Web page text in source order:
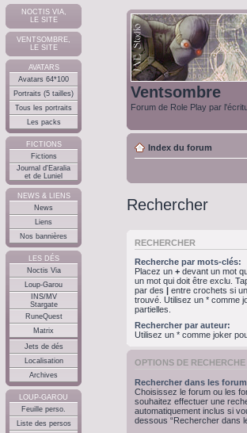
NOCTIS VIA,
LE SITE
VENTSOMBRE,
LE SITE
AVATARS
Avatars 64*100
Portraits (5 tailles)
Tous les portraits
Les packs
FICTIONS
Fictions
Journal d'Earalia
et de Luniel
NEWS & LIENS
News
Liens
Nos bannières
LES DÉS
Noctis Via
Loup-Garou
INS/MV
Stargate
RuneQuest
Matrix
Jets de dés
Localisation
Archives
LOUP-GAROU
Feuille perso.
Liste des persos
Ventsombre
Forum de Role Play par
Index du forum
Rechercher
RECHERCHER
Recherche par mots-clés:
Placez un + devant un mot
un mot qui doit être exclu.
par des | entre crochets si
trouvé. Utilisez un * comme
partielles.
Rechercher par auteur:
Utilisez un * comme joker
OPTIONS DE RECHERCHE
Rechercher dans les
Choisissez le forum ou les
souhaitez effectuer une
automatiquement inclus si
dessous “Rechercher dans